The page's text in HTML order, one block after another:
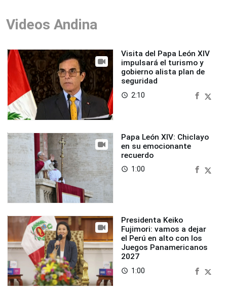
Videos Andina
Visita del Papa León XIV
impulsará el turismo y
gobierno alista plan de
seguridad
access_time 2:10
Papa León XIV: Chiclayo
en su emocionante
recuerdo
access_time 1:00
Presidenta Keiko
Fujimori: vamos a dejar
el Perú en alto con los
Juegos Panamericanos
2027
access_time 1:00